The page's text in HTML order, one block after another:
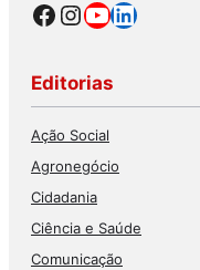
Facebook
Instagram
Youtube
LinkedIn
Editorias
Ação Social
Agronegócio
Cidadania
Ciência e Saúde
Comunicação